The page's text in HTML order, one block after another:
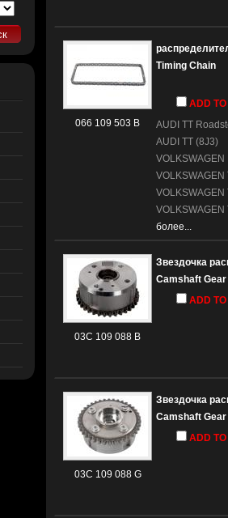
066 109 503 B
Timing Chain
ADD
AUDI TT
AUDI TT (8J3)
VOLKSWAGEN
VOLKSWAGEN
VOLKSWAGEN
VOLKSWAGEN
более...
03C 109 088 B
Звездочка
Camshaft Gear
ADD
03C 109 088 G
Звездочка
Camshaft Gear
ADD